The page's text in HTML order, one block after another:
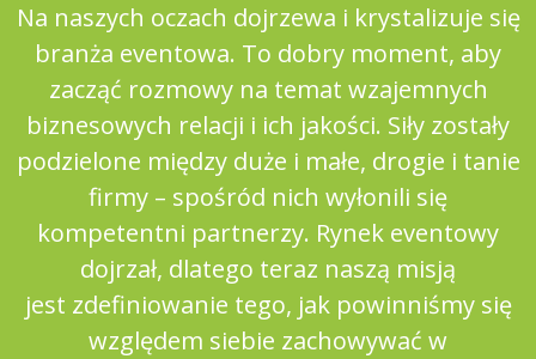
Na naszych oczach dojrzewa i krystalizuje się
branża eventowa. To dobry moment, aby
zacząć rozmowy na temat wzajemnych
biznesowych relacji i ich jakości. Siły zostały
podzielone między duże i małe, drogie i tanie
firmy – spośród nich wyłonili się
kompetentni partnerzy. Rynek eventowy
dojrzał, dlatego teraz naszą misją
jest zdefiniowanie tego, jak powinniśmy się
względem siebie zachowywać w